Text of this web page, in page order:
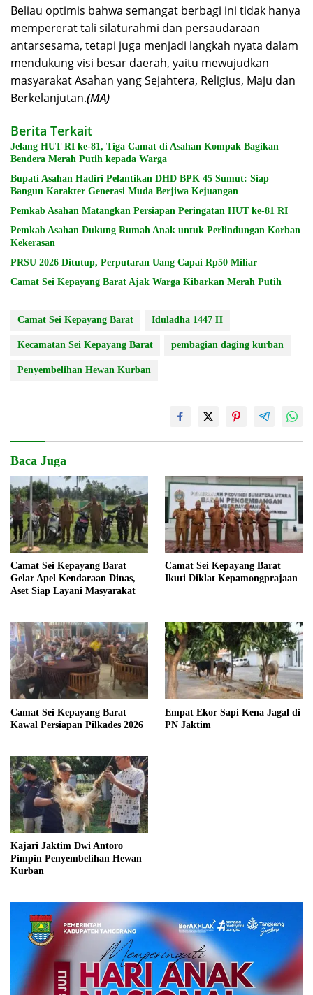
Beliau optimis bahwa semangat berbagi ini tidak hanya
mempererat tali silaturahmi dan persaudaraan
antarsesama, tetapi juga menjadi langkah nyata dalam
mendukung visi besar daerah, yaitu mewujudkan
masyarakat Asahan yang Sejahtera, Religius, Maju dan
Berkelanjutan.(MA)
Berita Terkait
Jelang HUT RI ke-81, Tiga Camat di Asahan Kompak Bagikan
Bendera Merah Putih kepada Warga
Bupati Asahan Hadiri Pelantikan DHD BPK 45 Sumut: Siap
Bangun Karakter Generasi Muda Berjiwa Kejuangan
Pemkab Asahan Matangkan Persiapan Peringatan HUT ke-81 RI
Pemkab Asahan Dukung Rumah Anak untuk Perlindungan Korban
Kekerasan
PRSU 2026 Ditutup, Perputaran Uang Capai Rp50 Miliar
Camat Sei Kepayang Barat Ajak Warga Kibarkan Merah Putih
Camat Sei Kepayang Barat Iduladha 1447 H
Kecamatan Sei Kepayang Barat pembagian daging kurban
Penyembelihan Hewan Kurban
Baca Juga
Camat Sei Kepayang Barat
Gelar Apel Kendaraan Dinas,
Aset Siap Layani Masyarakat
Camat Sei Kepayang Barat
Ikuti Diklat Kepamongprajaan
Camat Sei Kepayang Barat
Kawal Persiapan Pilkades 2026
Empat Ekor Sapi Kena Jagal di
PN Jaktim
Kajari Jaktim Dwi Antoro
Pimpin Penyembelihan Hewan
Kurban